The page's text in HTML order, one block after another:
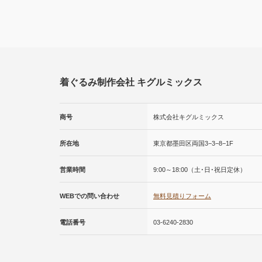
着ぐるみ制作会社 キグルミックス
商号 株式会社キグルミックス
所在地 東京都墨田区両国3−3−8−1F
営業時間 9:00～18:00（土･日･祝日定休）
WEBでの問い合わせ 無料見積りフォーム
電話番号 03-6240-2830